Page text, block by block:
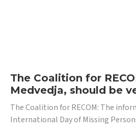
The Coalition for
Medvedja, should be
The Coalition for RECOM: The
International Day of Missing